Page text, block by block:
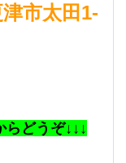
市太田1-
どうぞ↓↓↓